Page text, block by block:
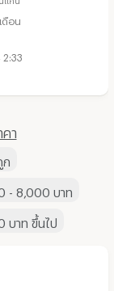
ดือน
า
ก
- 8,000 บาท
บาท ขึ้นไป